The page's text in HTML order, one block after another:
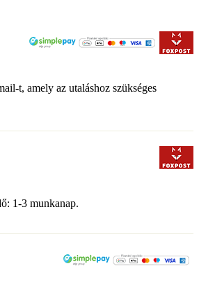
t, amely az utaláshoz szükséges
1-3 munkanap.